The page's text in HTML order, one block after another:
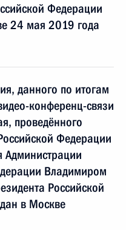
Федерации
24 мая 2019 года
данного по итогам
конференц-связи
проведённого
Федерации
Администрации
Владимиром
Российской
в Москве